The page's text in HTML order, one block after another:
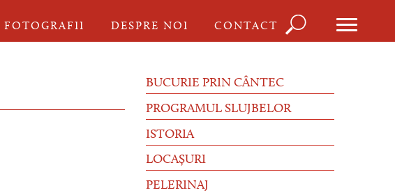
FOTOGRAFII DESPRE NOI CONTACT
căutare
BUCURIE PRIN CÂNTEC
PROGRAMUL SLUJBELOR
ISTORIA
LOCAȘURI
PELERINAJ